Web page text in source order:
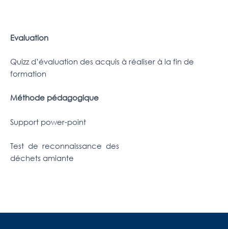
Evaluation
Quizz d’évaluation des acquis à réaliser à la fin de
formation
Méthode pédagogique
Support power-point
Test de reconnaissance des
déchets amiante